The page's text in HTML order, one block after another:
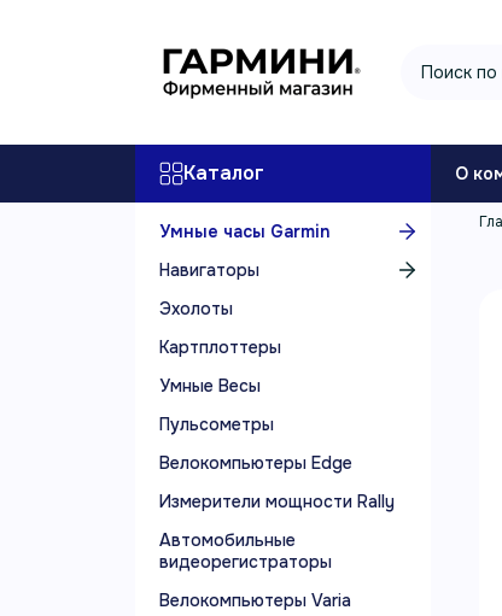
Каталог О
Умные часы Garmin
Навигаторы
Эхолоты
Картплоттеры
Умные Весы
Пульсометры
Велокомпьютеры Edge
Измерители мощности Rally
Автомобильные
видеорегистраторы
Велокомпьютеры Varia